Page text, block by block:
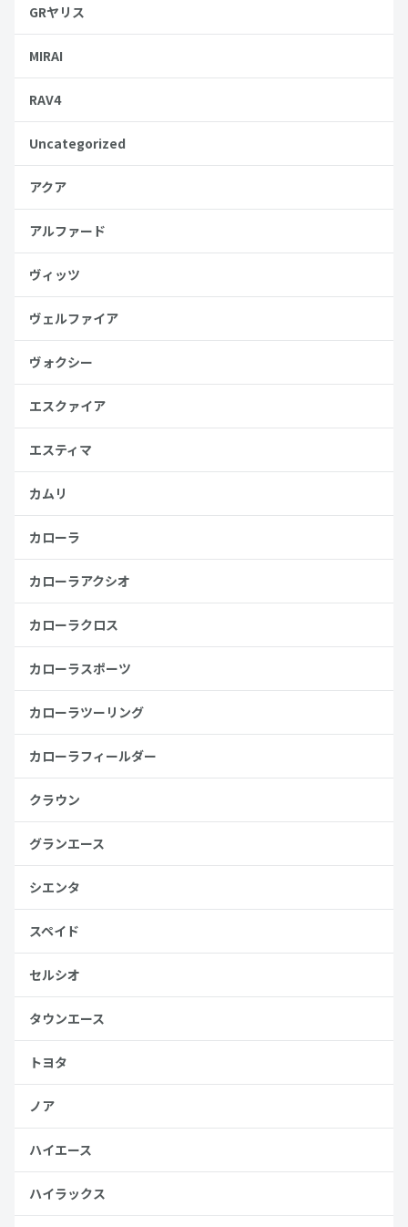
GRヤリス
MIRAI
RAV4
Uncategorized
アクア
アルファード
ヴィッツ
ヴェルファイア
ヴォクシー
エスクァイア
エスティマ
カムリ
カローラ
カローラアクシオ
カローラクロス
カローラスポーツ
カローラツーリング
カローラフィールダー
クラウン
グランエース
シエンタ
スペイド
セルシオ
タウンエース
トヨタ
ノア
ハイエース
ハイラックス